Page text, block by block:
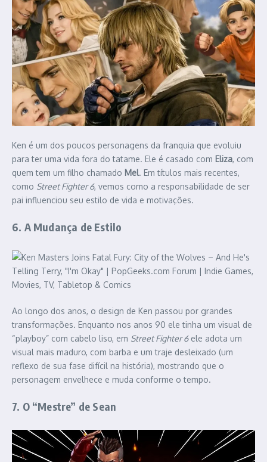
Ken é um dos poucos personagens da franquia que evoluiu
para ter uma vida fora do tatame. Ele é casado com Eliza, com
quem tem um filho chamado Mel. Em títulos mais recentes,
como Street Fighter 6, vemos como a responsabilidade de ser
pai influenciou seu estilo de vida e motivações.
6. A Mudança de Estilo
Ao longo dos anos, o design de Ken passou por grandes
transformações. Enquanto nos anos 90 ele tinha um visual de
“playboy” com cabelo liso, em Street Fighter 6ele adota um
visual mais maduro, com barba e um traje desleixado (um
reflexo de sua fase difícil na história), mostrando que o
personagem envelhece e muda conforme o tempo.
7. O “Mestre” de Sean